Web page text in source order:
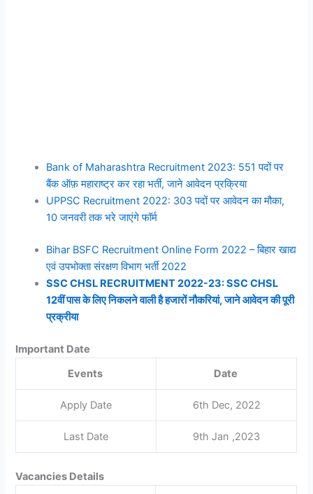
Bank of Maharashtra Recruitment 2023: 551 पदों पर
बैंक ऑफ़ महाराष्ट्र कर रहा भर्ती, जाने आवेदन प्रक्रिया
UPPSC Recruitment 2022: 303 पदों पर आवेदन का मौका,
10 जनवरी तक भरे जाएंगे फॉर्म
Bihar BSFC Recruitment Online Form 2022 – बिहार खाद्य
एवं उपभोक्ता संरक्षण विभाग भर्ती 2022
SSC CHSL RECRUITMENT 2022-23: SSC CHSL
12वीं पास के लिए निकलने वाली है हजारों नौकरियां, जाने आवेदन की पूरी
प्रक्रीया
Important Date
Events
Date
Apply Date 6th Dec, 2022
Last Date 9th Jan ,2023
Vacancies Details